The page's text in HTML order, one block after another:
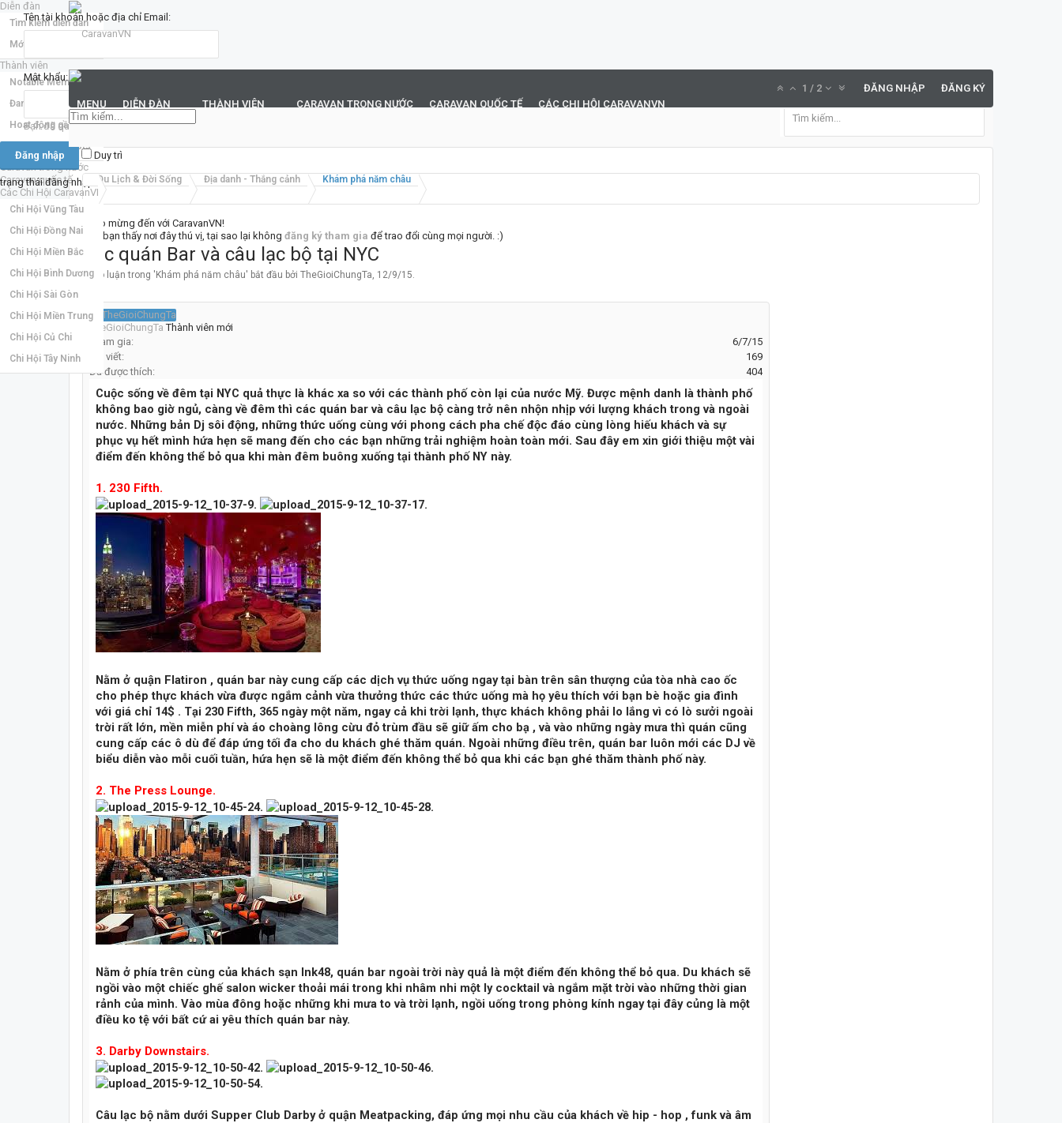
Diễn đàn
Tìm kiếm diễn đàn
Mới nhất
Thành viên
Notable Members
Đang trực tuyến
Hoạt động gần đây
New Profile Posts
Caravan trong nước
Caravan quốc tế
Các Chi Hội CaravanVN
Chi Hội Vũng Tàu
Chi Hội Đồng Nai
Chi Hội Miền Bắc
Chi Hội Bình Dương
Chi Hội Sài Gòn
Chi Hội Miền Trung
Chi Hội Củ Chi
Chi Hội Tây Ninh
Tên tài khoản hoặc địa chỉ Email:
Mật khẩu:
Bạn đã quên mật khẩu?
Duy trì
trạng thái đăng nhập
MENU DIỄN ĐÀN THÀNH VIÊN CARAVAN TRONG NƯỚC CARAVAN QUỐC TẾ CÁC CHI HỘI CARAVANVN
1 / 2 ĐĂNG NHẬP ĐĂNG KÝ
Du Lịch & Đời Sống Địa danh - Thắng cảnh Khám phá năm châu
Chào mừng đến với CaravanVN!
Nếu bạn thấy nơi đây thú vị, tại sao lại không đăng ký tham gia để trao đổi cùng mọi người. :)
Các quán Bar và câu lạc bộ tại NYC
Thảo luận trong ' Khám phá năm châu' bắt đầu bởi TheGioiChungTa, 12/9/15.
TheGioiChungTa Thành viên mới
Tham gia:
6/7/15
Bài viết:
169
Đã được thích:
404
Cuộc sống về đêm tại NYC quả thực là khác xa so với các thành phố còn lại của nước Mỹ. Được mệnh danh là thành phố
không bao giờ ngủ, càng về đêm thì các quán bar và câu lạc bộ càng trở nên nhộn nhịp với lượng khách trong và ngoài
nước. Những bản Dj sôi động, những thức uống cùng với phong cách pha chế độc đáo cùng lòng hiếu khách và sự
phục vụ hết mình hứa hẹn sẽ mang đến cho các bạn những trải nghiệm hoàn toàn mới. Sau đây em xin giới thiệu một vài
điểm đến không thể bỏ qua khi màn đêm buông xuống tại thành phố NY này.
1. 230 Fifth.
Nằm ở quận Flatiron , quán bar này cung cấp các dịch vụ thức uống ngay tại bàn trên sân thượng của tòa nhà cao ốc
cho phép thực khách vừa được ngắm cảnh vừa thưởng thức các thức uống mà họ yêu thích với bạn bè hoặc gia đình
với giá chỉ 14$ . Tại 230 Fifth, 365 ngày một năm, ngay cả khi trời lạnh, thực khách không phải lo lắng vì có lò sưởi ngoài
trời rất lớn, mền miễn phí và áo choàng lông cừu đỏ trùm đầu sẽ giữ ấm cho bạ , và vào những ngày mưa thì quán cũng
cung cấp các ô dù để đáp ứng tối đa cho du khách ghé thăm quán. Ngoài những điều trên, quán bar luôn mới các DJ về
biểu diễn vào mỗi cuối tuần, hứa hẹn sẽ là một điểm đến không thể bỏ qua khi các bạn ghé thăm thành phố này.
2. The Press Lounge.
Nằm ở phía trên cùng của khách sạn Ink48, quán bar ngoài trời này quả là một điểm đến không thể bỏ qua. Du khách sẽ
ngồi vào một chiếc ghế salon wicker thoải mái trong khi nhâm nhi một ly cocktail và ngắm mặt trời vào những thời gian
rảnh của mình. Vào mùa đông hoặc những khi mưa to và trời lạnh, ngồi uống trong phòng kính ngay tại đây củng là một
điều ko tệ với bất cứ ai yêu thích quán bar này.
3. Darby Downstairs.
Câu lạc bộ nằm dưới Supper Club Darby ở quận Meatpacking, đáp ứng mọi nhu cầu của khách về hip - hop , funk và âm